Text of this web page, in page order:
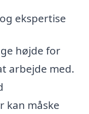
ekspertise
højde for
arbejde med.
kan måske